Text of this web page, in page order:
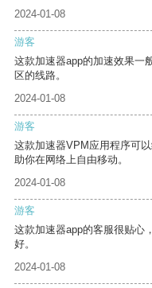
2024-01-08
游客
这款加速器app的加速效果一
区的线路。
2024-01-08
游客
这款加速器VPM应用程序可
助你在网络上自由移动。
2024-01-08
游客
这款加速器app的客服很贴心
好。
2024-01-08